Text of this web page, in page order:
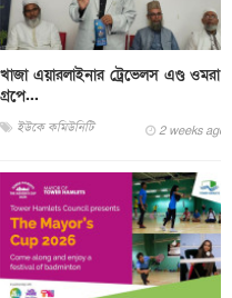
খাজা এয়ারলাইনার ট্রেভেলস এণ্ড ওমরা
গ্রপে...
ইউকে কমিউনিটি 2 weeks ago